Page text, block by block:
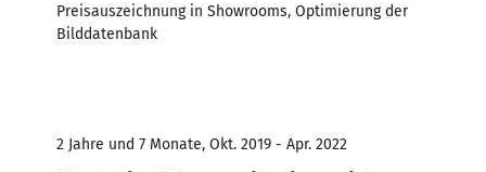
Preisauszeichnung in Showrooms, Optimierung der
Bilddatenbank
2 Jahre und 7 Monate, Okt. 2019 - Apr. 2022